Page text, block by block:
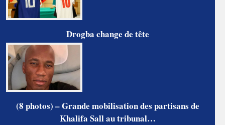
Drogba change de tête
(8 photos) – Grande mobilisation des partisans de
Khalifa Sall au tribunal…